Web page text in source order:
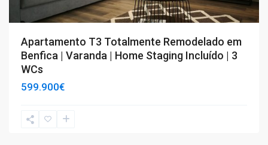
Apartamento T3 Totalmente Remodelado em
Benfica | Varanda | Home Staging Incluído | 3
WCs
599.900€
T3,